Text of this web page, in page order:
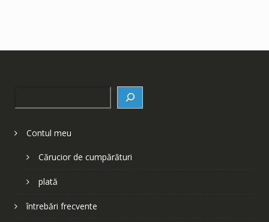
Contul meu
Cărucior de cumpărături
plată
întrebări frecvente